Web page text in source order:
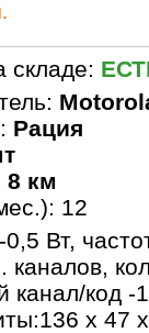
складе:
Рация
8 км
12
Вт,
каналов,
канал/код -
х 47